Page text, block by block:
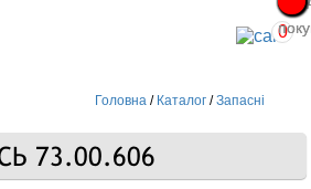
0
Головна / Каталог /Запасні
73.00.606